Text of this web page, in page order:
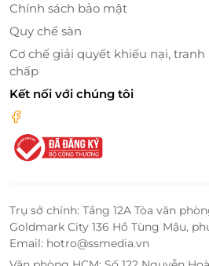
Chính sách bảo mật
Quy chế sàn
Cơ chế giải quyết khiếu nại, tranh
chấp
Kết nối với chúng tôi
Trụ sở chính: Tầng 12A Tòa văn
Goldmark City 136 Hồ Tùng Mậu,
Email: hotro@ssmedia.vn